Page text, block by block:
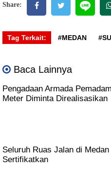
Share:
Tag Terkait: #MEDAN
Baca Lainnya
Pengadaan Armada
Meter Diminta Direalisasikan
Seluruh Ruas Jalan di
Sertifikatkan